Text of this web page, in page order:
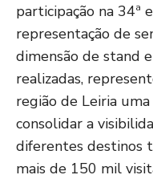
participação na 34ª
representação de
dimensão de stand
realizadas,
região de Leiria
consolidar a
diferentes destinos
mais de 150 mil